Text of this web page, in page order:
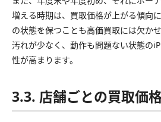
増える時期は、買取価格が上がる傾向
の状態を保つことも高価買取には欠か
汚れが少なく、動作も問題ない状態の
性が高まります。
3.3. 店舗ごとの買取価